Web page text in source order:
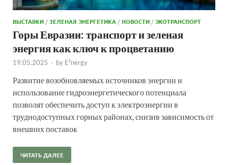
ВЫСТАВКИ /ЗЕЛЕНАЯ ЭНЕРГЕТИКА /НОВОСТИ /ЭКОТРАНСПОРТ
Горы Евразии: транспорт и зеленая
энергия как ключ к процветанию
19.05.2025 - by E²nergy
Развитие возобновляемых источников энергии и
использование гидроэнергетического потенциала
позволят обеспечить доступ к электроэнергии в
труднодоступных горных районах, снизив зависимость от
внешних поставок
ЧИТАТЬ ДАЛЕЕ